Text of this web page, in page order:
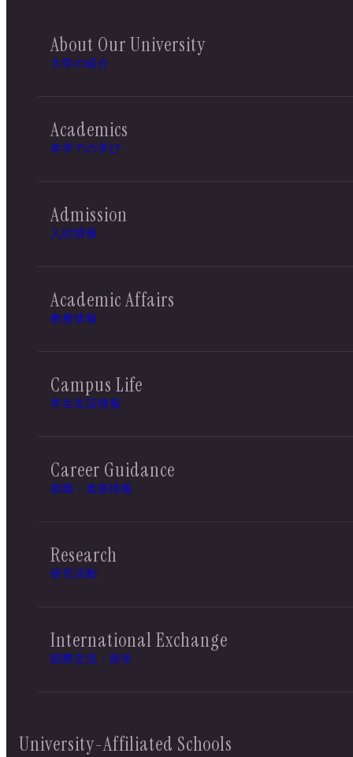
About Our University
大学の紹介
Academics
本学での学び
Admission
入試情報
Academic Affairs
教務情報
Campus Life
学生生活情報
Career Guidance
就職・進路情報
Research
研究活動
International Exchange
国際交流・留学
University-Affiliated Schools